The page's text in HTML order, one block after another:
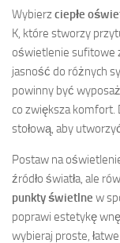
Wybierzciepłe
K, które stworzy
oświetlenie sufitowe
jasność do różnych
powinny być
co zwiększa komfort.
stołową, aby
Postaw na
źródło światła, ale
punkty świetlne w
poprawi estetykę
wybieraj proste,